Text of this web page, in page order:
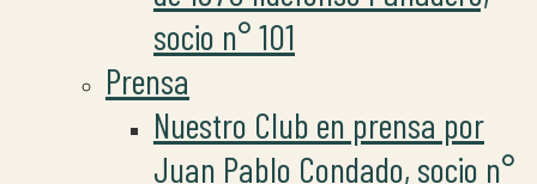
socio n° 101
Prensa
Nuestro Club en prensa por
Juan Pablo Condado, socio n°